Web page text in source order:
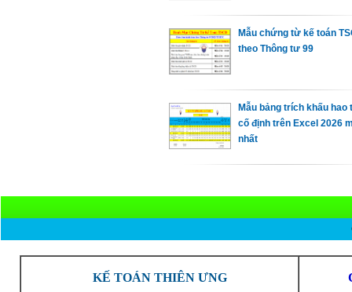
Mẫu chứng từ kế toán
theo Thông tư 99
Mẫu bảng trích khấu hao
cố định trên Excel 2026
nhất
KẾ TOÁN THIÊN ƯNG